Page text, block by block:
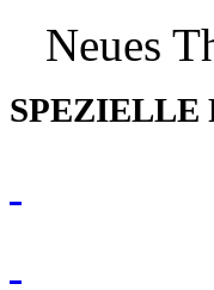
Neues
SPEZIELLE